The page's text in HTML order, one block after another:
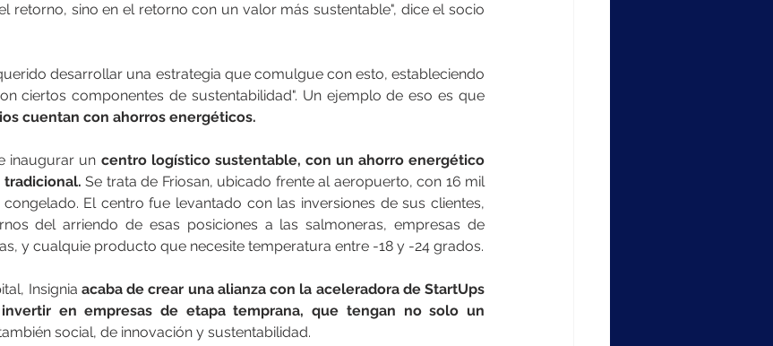
retorno, sino en el retorno con un valor más sustentable", dice el socio
desarrollar una estrategia que comulgue con esto, estableciendo
ciertos componentes de sustentabilidad". Un ejemplo de eso es que
cuentan con ahorros energéticos.
inaugurar un centro logístico sustentable, con un ahorro energético
tradicional. Se trata de Friosan, ubicado frente al aeropuerto, con 16 mil
El centro fue levantado con las inversiones de sus clientes,
del arriendo de esas posiciones a las salmoneras, empresas de
y cualquie producto que necesite temperatura entre -18 y -24 grados.
Insignia acaba de crear una alianza con la aceleradora de StartUps
en empresas de etapa temprana, que tengan no solo un
social, de innovación y sustentabilidad.